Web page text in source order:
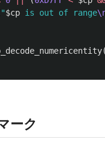
"$cp is out of range
(
ーク